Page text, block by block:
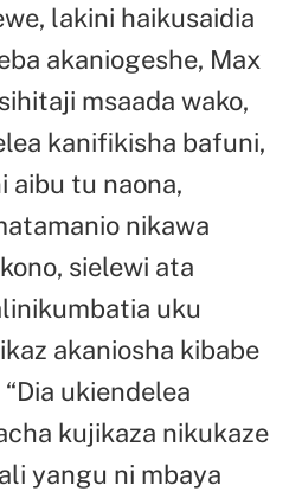
lakini haikusaidia
akaniogeshe, Max
msaada wako,
kanifikisha bafuni,
aibu tu naona,
nikawa
sielewi ata
uku
akaniosha kibabe
ukiendelea
kujikaza nikukaze
yangu ni mbaya